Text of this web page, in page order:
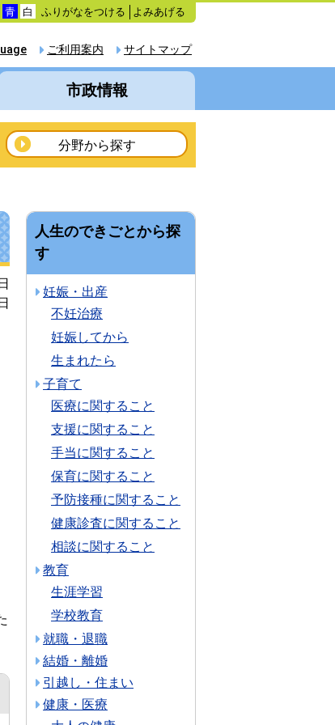
青 白 ふりがなをつける よみあげる
サイトマップ
ご利用案内
市政情報
分野から探す
人生のできごとから探
す
妊娠・出産
不妊治療
妊娠してから
生まれたら
子育て
医療に関すること
支援に関すること
手当に関すること
保育に関すること
予防接種に関すること
健康診査に関すること
相談に関すること
教育
生涯学習
学校教育
就職・退職
結婚・離婚
引越し・住まい
健康・医療